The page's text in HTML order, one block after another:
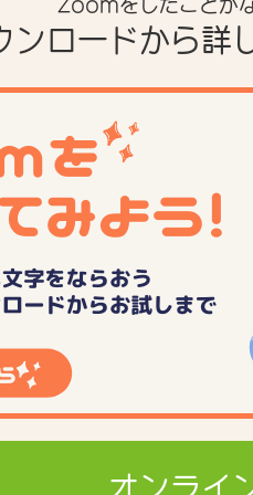
Zoomをしたことが
ンロードから詳
オンライ